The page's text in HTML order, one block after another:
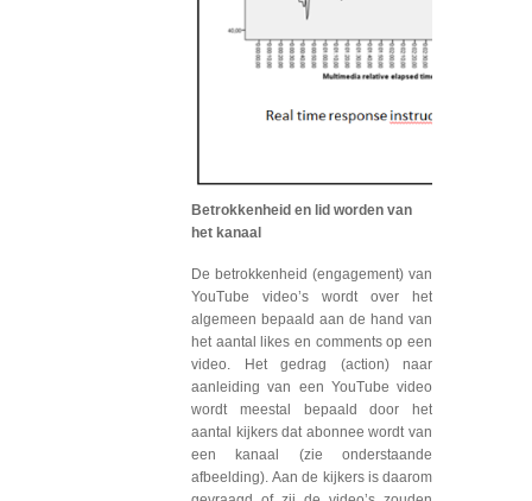
Betrokkenheid en lid worden van
het kanaal
De betrokkenheid (engagement) van
YouTube video’s wordt over het
algemeen bepaald aan de hand van
het aantal likes en comments op een
video. Het gedrag (action) naar
aanleiding van een YouTube video
wordt meestal bepaald door het
aantal kijkers dat abonnee wordt van
een kanaal (zie onderstaande
afbeelding). Aan de kijkers is daarom